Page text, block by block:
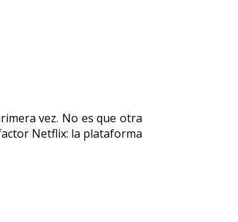
vez. No es que otra
Netflix: la plataforma